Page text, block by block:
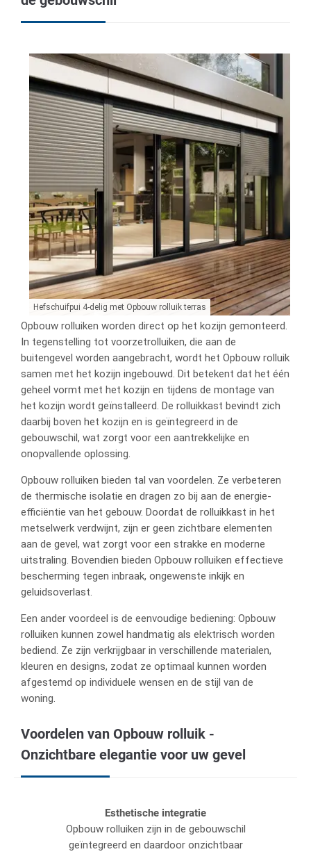
Hefschuifpui 4-delig met Opbouw rolluik terras
Opbouw rolluiken worden direct op het kozijn gemonteerd.
In tegenstelling tot voorzetrolluiken, die aan de
buitengevel worden aangebracht, wordt het Opbouw rolluik
samen met het kozijn ingebouwd. Dit betekent dat het één
geheel vormt met het kozijn en tijdens de montage van
het kozijn wordt geïnstalleerd. De rolluikkast bevindt zich
daarbij boven het kozijn en is geïntegreerd in de
gebouwschil, wat zorgt voor een aantrekkelijke en
onopvallende oplossing.
Opbouw rolluiken bieden tal van voordelen. Ze verbeteren
de thermische isolatie en dragen zo bij aan de energie-
efficiëntie van het gebouw. Doordat de rolluikkast in het
metselwerk verdwijnt, zijn er geen zichtbare elementen
aan de gevel, wat zorgt voor een strakke en moderne
uitstraling. Bovendien bieden Opbouw rolluiken effectieve
bescherming tegen inbraak, ongewenste inkijk en
geluidsoverlast.
Een ander voordeel is de eenvoudige bediening: Opbouw
rolluiken kunnen zowel handmatig als elektrisch worden
bediend. Ze zijn verkrijgbaar in verschillende materialen,
kleuren en designs, zodat ze optimaal kunnen worden
afgestemd op individuele wensen en de stijl van de
woning.
Voordelen van Opbouw rolluik -
Onzichtbare elegantie voor uw gevel
Esthetische integratie
Opbouw rolluiken zijn in de gebouwschil
geïntegreerd en daardoor onzichtbaar